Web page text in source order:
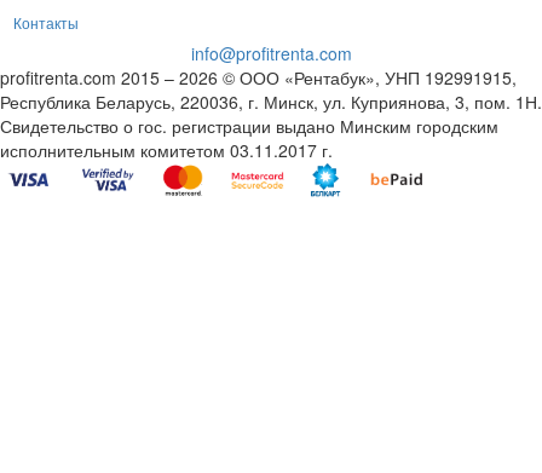
Контакты
info@profitrenta.com
profitrenta.com 2015 – 2026 © ООО «Рентабук», УНП 192991915,
Республика Беларусь, 220036, г. Минск, ул. Куприянова, 3, пом. 1Н.
Свидетельство о гос. регистрации выдано Минским городским
исполнительным комитетом 03.11.2017 г.